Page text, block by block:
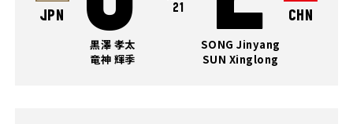
JPN
21
CHN
黒澤 孝太
竜神 輝季
SONG Jinyang
SUN Xinglong